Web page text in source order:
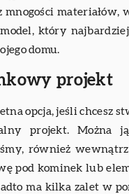
mnogości materiałów,
który najbardziej
domu.
projekt
opcja, jeśli chcesz
projekt. Można
również
pod kominek lub
ma kilka zalet w